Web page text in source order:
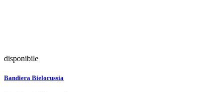
disponibile
Bandiera Bielorussia